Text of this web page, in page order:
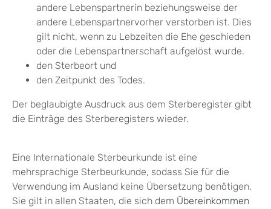
andere Lebenspartnerin beziehungsweise der
andere Lebenspartnervorher verstorben ist. Dies
gilt nicht, wenn zu Lebzeiten die Ehe geschieden
oder die Lebenspartnerschaft aufgelöst wurde.
den Sterbeort und
den Zeitpunkt des Todes.
Der beglaubigte Ausdruck aus dem Sterberegister gibt
die Einträge des Sterberegisters wieder.
Eine Internationale Sterbeurkunde ist eine
mehrsprachige Sterbeurkunde, sodass Sie für die
Verwendung im Ausland keine Übersetzung benötigen.
Sie gilt in allen Staaten, die sich dem Übereinkommen